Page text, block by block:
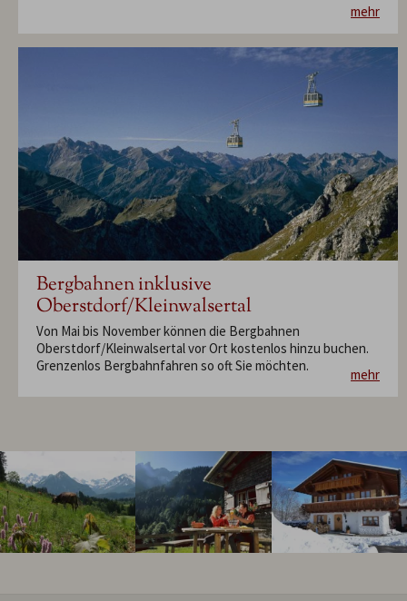
mehr
Bergbahnen inklusive
Oberstdorf/Kleinwalsertal
Von Mai bis November können die Bergbahnen
Oberstdorf/Kleinwalsertal vor Ort kostenlos hinzu buchen.
Grenzenlos Bergbahnfahren so oft Sie möchten.
mehr